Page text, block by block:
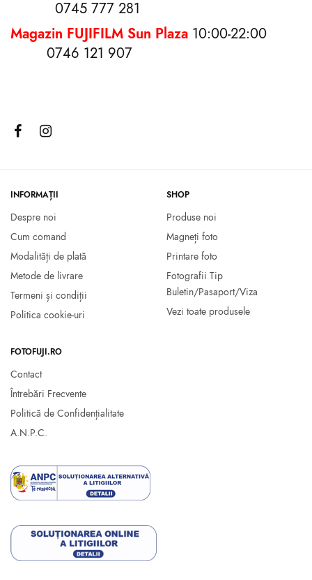
0745 777 281
Magazin FUJIFILM Sun Plaza 10:00-22:00
0746 121 907
INFORMAȚII
Despre noi
Cum comand
Modalități de plată
Metode de livrare
Termeni și condiții
Politica cookie-uri
SHOP
Produse noi
Magneți foto
Printare foto
Fotografii Tip
Buletin/Pasaport/Viza
Vezi toate produsele
FOTOFUJI.RO
Contact
Întrebări Frecvente
Politică de Confidențialitate
A.N.P.C.